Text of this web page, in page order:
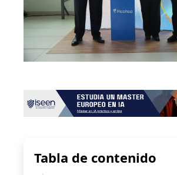
Tabla de contenido